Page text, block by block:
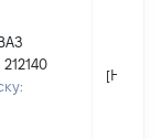
ВАЗ
212140
[Не